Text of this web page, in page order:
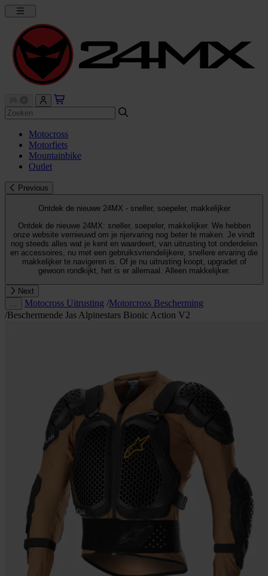
Motocross
Motorfiets
Mountainbike
Outlet
Previous
Ontdek de nieuwe 24MX - sneller, soepeler, makkelijker
Ontdek de nieuwe 24MX: sneller, soepeler, makkelijker. We hebben
onze website vernieuwd om je rijervaring nog beter te maken. Je vindt
nog steeds alles wat je kent en waardeert, van uitrusting tot onderdelen
en accessoires, nu met een gebruiksvriendelijkere, snellere ervaring die
makkelijker te navigeren is. Of je nu uitrusting koopt, upgradet of
gewoon rondkijkt, het is er allemaal. Alleen makkelijker.
Next
Motocross Uitrusting /Motorcross Bescherming
/Beschermende Jas Alpinestars Bionic Action V2